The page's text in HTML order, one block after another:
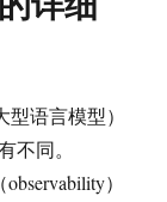
语言模型）
不同。
）